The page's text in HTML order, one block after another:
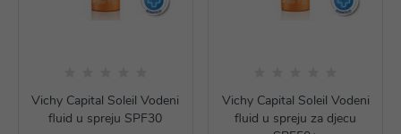
Vichy Capital Soleil Vodeni
fluid u spreju SPF30
Vichy Capital Soleil Vodeni
fluid u spreju za djecu